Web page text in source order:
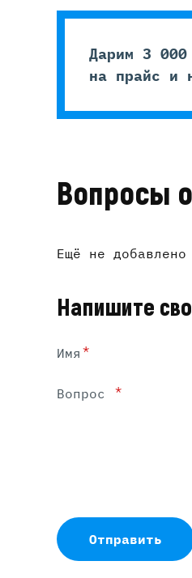
Дарим 3 000
на прайс и
Вопросы
Ещё не
Напишите
Имя *
Вопрос *
Отправить